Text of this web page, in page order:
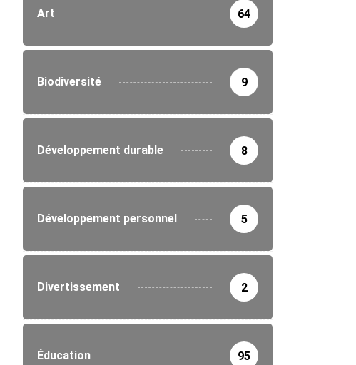
Art 64
Biodiversité 9
Développement durable 8
Développement personnel 5
Divertissement 2
Éducation 95